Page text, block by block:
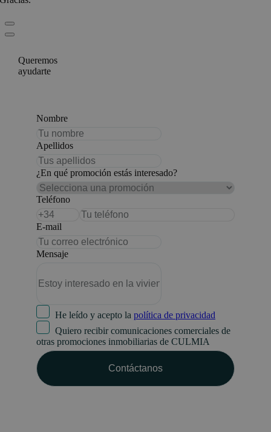
Queremos
ayudarte
Nombre
Apellidos
¿En qué promoción estás interesado?
Teléfono
E-mail
Mensaje
He leído y acepto la política de privacidad
Quiero recibir comunicaciones comerciales de
otras promociones inmobiliarias de CULMIA